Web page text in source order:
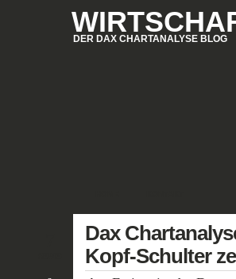
DER DAX CHARTANALYSE BLOG
Dax
Kopf-Schulter